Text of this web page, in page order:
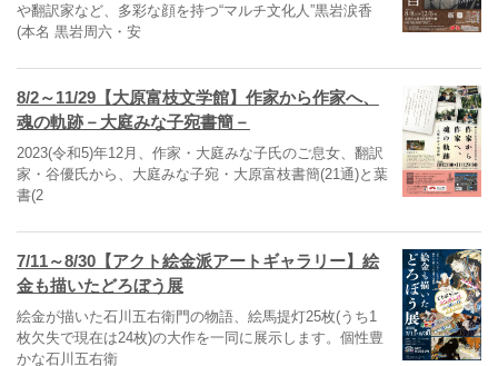
や翻訳家など、多彩な顔を持つ“マルチ文化人”黒岩涙香
(本名 黒岩周六・安
8/2～11/29【大原富枝文学館】作家から作家へ、
魂の軌跡－大庭みな子宛書簡－
2023(令和5)年12月、作家・大庭みな子氏のご息女、翻訳
家・谷優氏から、大庭みな子宛・大原富枝書簡(21通)と葉
書(2
7/11～8/30【アクト絵金派アートギャラリー】絵
金も描いたどろぼう展
絵金が描いた石川五右衛門の物語、絵馬提灯25枚(うち1
枚欠失で現在は24枚)の大作を一同に展示します。個性豊
かな石川五右衛